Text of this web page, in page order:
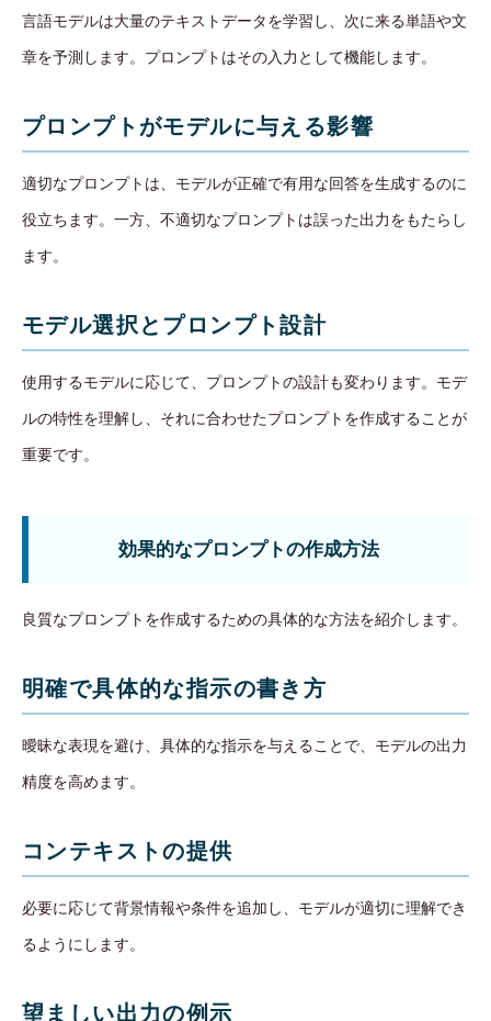
言語モデルは大量のテキストデータを学習し、次に来る単語や文
章を予測します。プロンプトはその入力として機能します。
プロンプトがモデルに与える影響
適切なプロンプトは、モデルが正確で有用な回答を生成するのに
役立ちます。一方、不適切なプロンプトは誤った出力をもたらし
ます。
モデル選択とプロンプト設計
使用するモデルに応じて、プロンプトの設計も変わります。モデ
ルの特性を理解し、それに合わせたプロンプトを作成することが
重要です。
効果的なプロンプトの作成方法
良質なプロンプトを作成するための具体的な方法を紹介します。
明確で具体的な指示の書き方
曖昧な表現を避け、具体的な指示を与えることで、モデルの出力
精度を高めます。
コンテキストの提供
必要に応じて背景情報や条件を追加し、モデルが適切に理解でき
るようにします。
望ましい出力の例示